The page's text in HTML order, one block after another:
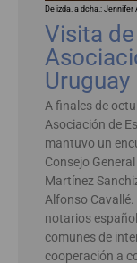
De izda. a dcha.:
Visita
Uruguay
A finales de
Asociación de
mantuvo un
Consejo
Martínez
Alfonso
notarios
comunes de
cooperación a